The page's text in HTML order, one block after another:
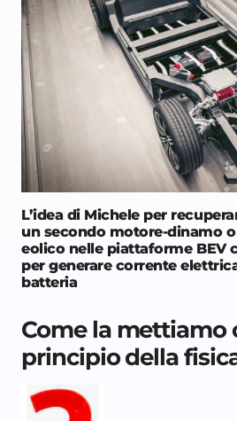
L’idea di Michele per
un secondo motore-dinamo
eolico nelle piattaforme BEV
per generare corrente
batteria
Come la mettiamo
principio della